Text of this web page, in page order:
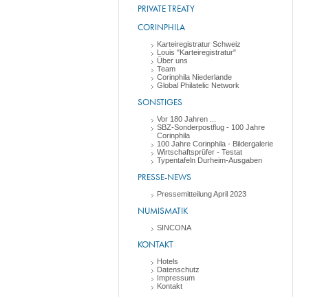
PRIVATE TREATY
CORINPHILA
Karteiregistratur Schweiz
Louis "Karteiregistratur"
Über uns
Team
Corinphila Niederlande
Global Philatelic Network
SONSTIGES
Vor 180 Jahren ...
SBZ-Sonderpostflug - 100 Jahre
Corinphila
100 Jahre Corinphila - Bildergalerie
Wirtschaftsprüfer - Testat
Typentafeln Durheim-Ausgaben
PRESSE-NEWS
Pressemitteilung April 2023
NUMISMATIK
SINCONA
KONTAKT
Hotels
Datenschutz
Impressum
Kontakt